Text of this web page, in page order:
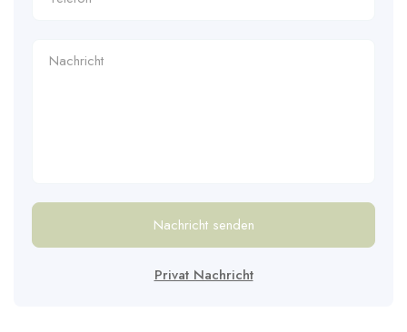
Nachricht senden
Privat Nachricht